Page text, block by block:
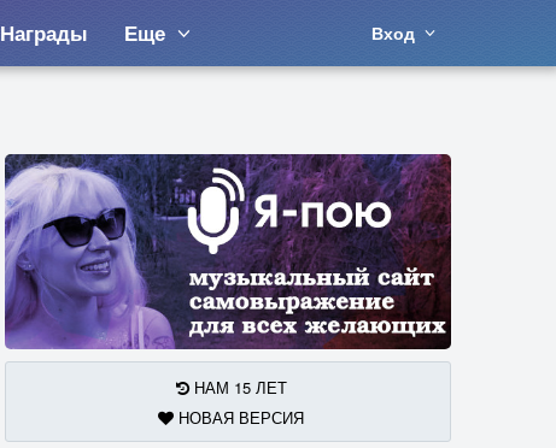
Награды Еще Вход
НАМ 15 ЛЕТ
НОВАЯ ВЕРСИЯ